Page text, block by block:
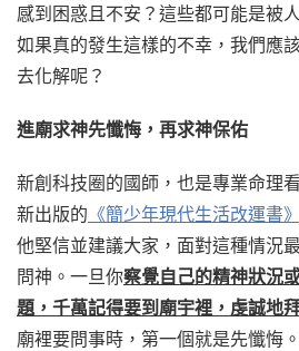
感到困惑且不安？這些都可能是被
如果真的發生這樣的不幸，我們應
去化解呢？
進廟求神先懺悔，再求神保佑
新創科技圈的國師，也是專業命理
新出版的 《簡少年現代生活改運書》
他堅信並建議大家，面對這種情況
問神。一旦你察覺自己的精神狀況
題，千萬記得要到廟宇裡，虔誠地
廟裡要問事時，第一個就是先懺悔